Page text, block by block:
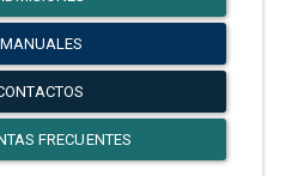
FRECUENTES